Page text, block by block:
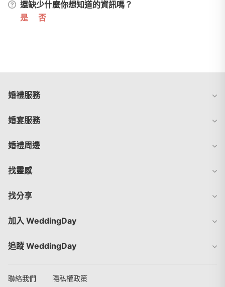
還缺少什麼你想知道的資訊嗎？
是
否
婚禮服務
婚宴服務
婚禮周邊
找靈感
找分享
加入 WeddingDay
追蹤 WeddingDay
聯絡我們 隱私權政策